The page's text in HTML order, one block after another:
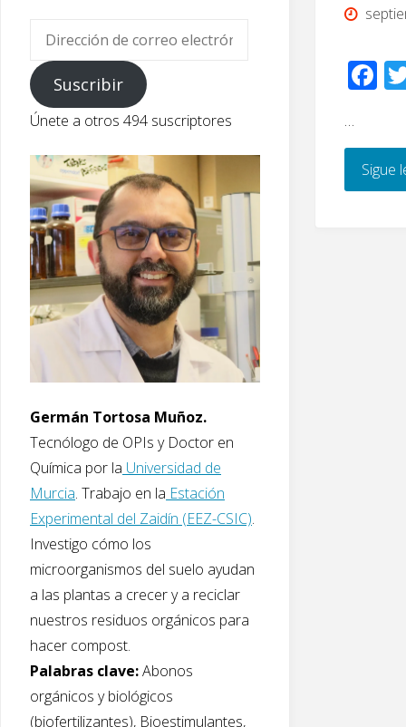
F
b
o
…
Sigue
Dirección
correo
electrónico
Suscribir
Únete a otros 494 suscriptores
Germán Tortosa Muñoz.
Tecnólogo de OPIs y Doctor en
Química por la Universidad de
Murcia. Trabajo en la Estación
Experimental del Zaidín (EEZ-CSIC).
Investigo cómo los
microorganismos del suelo ayudan
a las plantas a crecer y a reciclar
nuestros residuos orgánicos para
hacer compost.
Palabras clave:Abonos
orgánicos y biológicos
(biofertilizantes), Bioestimulantes,